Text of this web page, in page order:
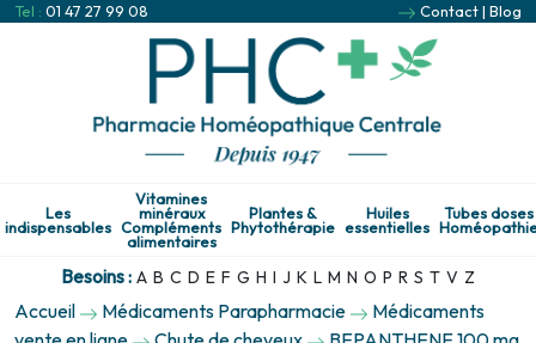
Tel : 01 47 27 99 08 Contact| Blog
Les
indispensables
Vitamines
minéraux
Compléments
alimentaires
Plantes &
Phytothérapie
Huiles
essentielles
Tubes doses
Besoins : A B C D E F G H I J K L M N O P R S T V Z
Accueil Médicaments Parapharmacie
Médicaments